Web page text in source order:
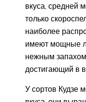
вкуса, средней
только
наиболее
имеют мощные
нежным
достигающий в
У сортов Кудзе